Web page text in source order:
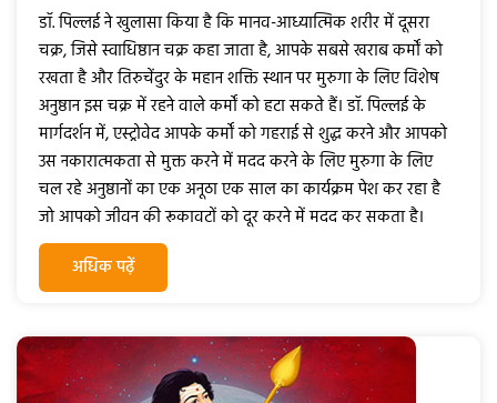
डॉ. पिल्लई ने खुलासा किया है कि मानव-आध्यात्मिक शरीर में दूसरा
चक्र, जिसे स्वाधिष्ठान चक्र कहा जाता है, आपके सबसे खराब कर्मों को
रखता है और तिरुचेंदुर के महान शक्ति स्थान पर मुरुगा के लिए विशेष
अनुष्ठान इस चक्र में रहने वाले कर्मों को हटा सकते हैं। डॉ. पिल्लई के
मार्गदर्शन में, एस्ट्रोवेद आपके कर्मों को गहराई से शुद्ध करने और आपको
उस नकारात्मकता से मुक्त करने में मदद करने के लिए मुरुगा के लिए
चल रहे अनुष्ठानों का एक अनूठा एक साल का कार्यक्रम पेश कर रहा है
जो आपको जीवन की रूकावटों को दूर करने में मदद कर सकता है।
अधिक पढ़ें